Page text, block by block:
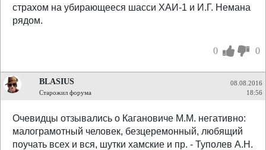
страхом на убирающееся шасси ХАИ-1 и И.Г. Немана
рядом.
0 0
BLASIUS
Старожил форума
08.08.2016
18:56
Очевидцы отзывались о Кагановиче М.М. негативно:
малограмотный человек, безцеремонный, любящий
поучать всех и вся, шутки хамские и пр. - Туполев А.Н.